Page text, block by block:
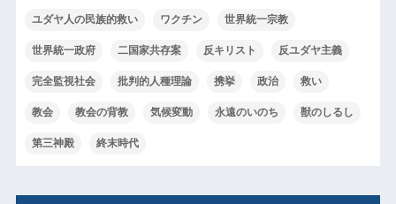
ユダヤ人の民族的救い ワクチン 世界統一宗教
世界統一政府 二国家共存案 反キリスト 反ユダヤ主義
完全監視社会 批判的人種理論 携挙 政治 救い
教会 教会の背教 気候変動 永遠のいのち 獣のしるし
第三神殿 終末時代